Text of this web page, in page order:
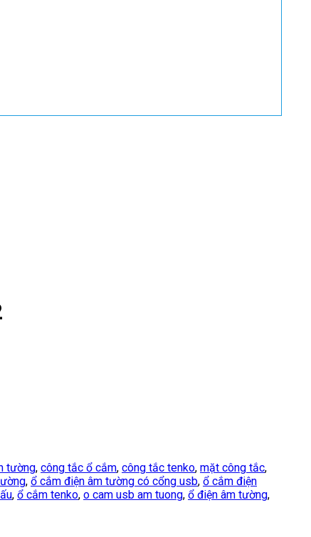
tường, công tắc ổ cắm, công tắc tenko, mặt công tắc,
, ổ cắm điện âm tường có cổng usb, ổ cắm điện
, ổ cắm tenko, o cam usb am tuong, ổ điện âm tường,